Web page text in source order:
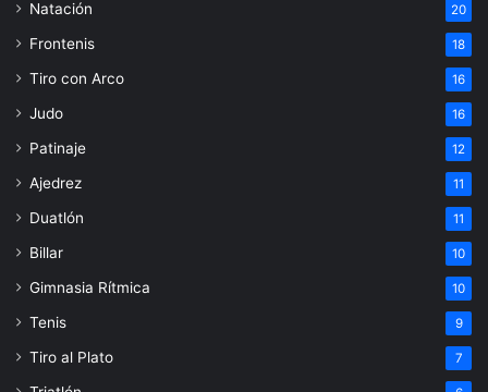
Natación 20
Frontenis 18
Tiro con Arco 16
Judo 16
Patinaje 12
Ajedrez 11
Duatlón 11
Billar 10
Gimnasia Rítmica 10
Tenis 9
Tiro al Plato 7